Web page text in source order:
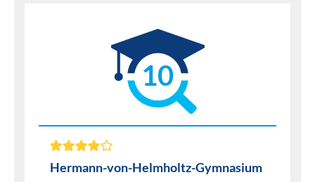
10
Hermann-von-Helmholtz-Gymnasium